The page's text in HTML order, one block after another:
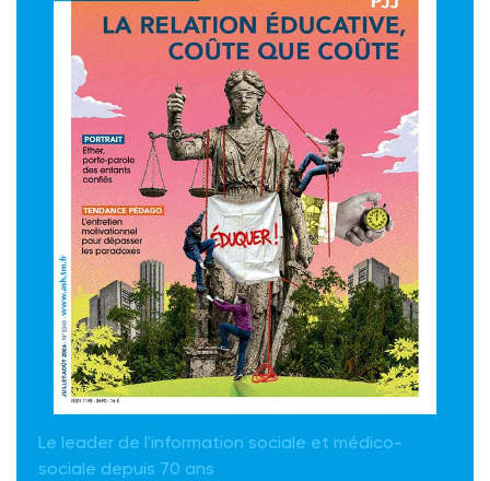
Le leader de l'information sociale et médico-
sociale depuis 70 ans